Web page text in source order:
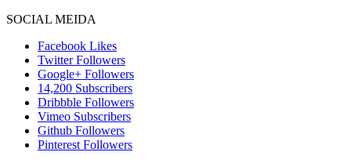
SOCIAL MEIDA
Facebook Likes
Twitter Followers
Google+ Followers
14,200 Subscribers
Dribbble Followers
Vimeo Subscribers
Github Followers
Pinterest Followers